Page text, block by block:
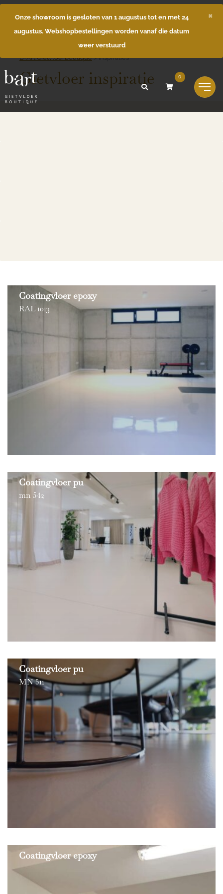
Onze showroom is gesloten van 1 augustus tot en met 24
augustus. Webshopbestellingen worden vanaf die datum
weer verstuurd
×
0
B-Art Gietvloerboutique>Inspiraties
Gietvloer inspiratie
Coatingvloer epoxy
RAL 1013
Coatingvloer pu
mn 542
Coatingvloer pu
MN 511
Coatingvloer epoxy